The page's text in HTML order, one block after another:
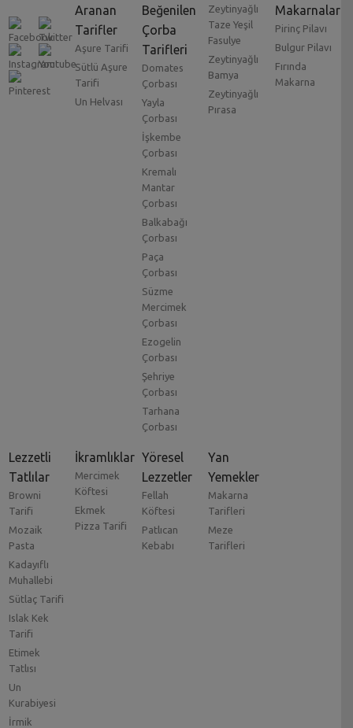
Aranan
Tarifler
Aşure Tarifi
Sütlü Aşure
Tarifi
Un Helvası
Beğenilen
Çorba
Tarifleri
Domates
Çorbası
Yayla
Çorbası
İşkembe
Çorbası
Kremalı
Mantar
Çorbası
Balkabağı
Çorbası
Paça
Çorbası
Süzme
Mercimek
Çorbası
Ezogelin
Çorbası
Şehriye
Çorbası
Tarhana
Çorbası
Zeytinyağlı
Taze Yeşil
Fasulye
Zeytinyağlı
Bamya
Zeytinyağlı
Pırasa
Makarnalar
Pirinç Pilavı
Bulgur Pilavı
Fırında
Makarna
Lezzetli
Tatlılar
Browni
Tarifi
Mozaik
Pasta
Kadayıflı
Muhallebi
Sütlaç Tarifi
Islak Kek
Tarifi
Etimek
Tatlısı
Un
Kurabiyesi
İrmik
İkramlıklar
Mercimek
Köftesi
Ekmek
Pizza Tarifi
Yöresel
Lezzetler
Fellah
Köftesi
Patlıcan
Kebabı
Yan
Yemekler
Makarna
Tarifleri
Meze
Tarifleri